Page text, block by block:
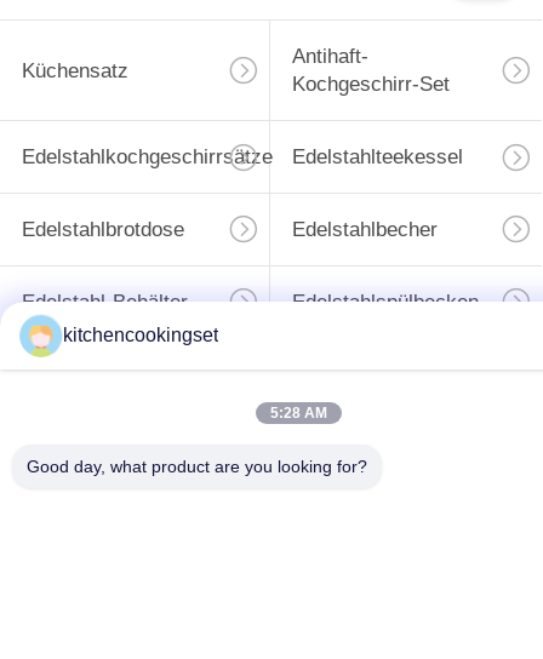
Küchensatz
Antihaft-
Kochgeschirr-Set
Edelstahlkochgeschirrsätze Edelstahlteekessel
Edelstahlbrotdose Edelstahlbecher
Edelstahl-Behälter Edelstahlspülbecken
kitchencookingset
5:28 AM
Good day, what product are you looking for?